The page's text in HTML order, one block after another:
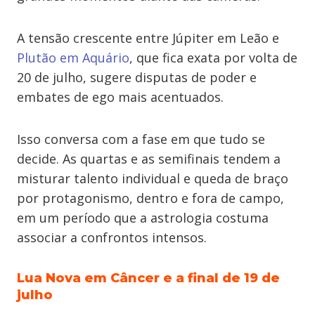
A tensão crescente entre Júpiter em Leão e
Plutão em Aquário, que fica exata por volta de
20 de julho, sugere disputas de poder e
embates de ego mais acentuados.
Isso conversa com a fase em que tudo se
decide. As quartas e as semifinais tendem a
misturar talento individual e queda de braço
por protagonismo, dentro e fora de campo,
em um período que a astrologia costuma
associar a confrontos intensos.
Lua Nova em Câncer e a final de 19 de
julho